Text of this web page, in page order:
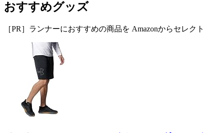
おすすめグッズ
［PR］ランナーにおすすめの商品を Amazonからセレクト